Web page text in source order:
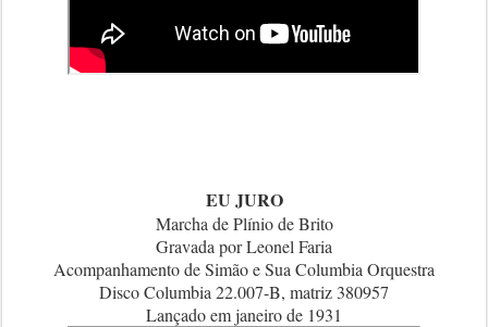
EU JURO
Marcha de Plínio de Brito
Gravada por Leonel Faria
Acompanhamento de Simão e Sua Columbia Orquestra
Disco Columbia 22.007-B, matriz 380957
Lançado em janeiro de 1931